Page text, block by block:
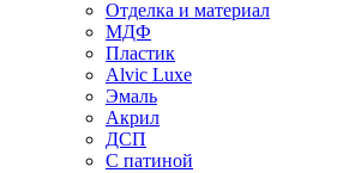
Отделка и материал
МДФ
Пластик
Alvic Luxe
Эмаль
Акрил
ДСП
С патиной